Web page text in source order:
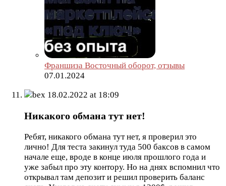
Франшиза Восточный оборот, отзывы
07.01.2024
bex 18.02.2022 at 18:09
Никакого обмана тут нет!
Ребят, никакого обмана тут нет, я проверил это
лично! Для теста закинул туда 500 баксов в самом
начале еще, вроде в конце июля прошлого года и
уже забыл про эту контору. Но на днях вспомнил что
открывал там депозит и решил проверить баланс